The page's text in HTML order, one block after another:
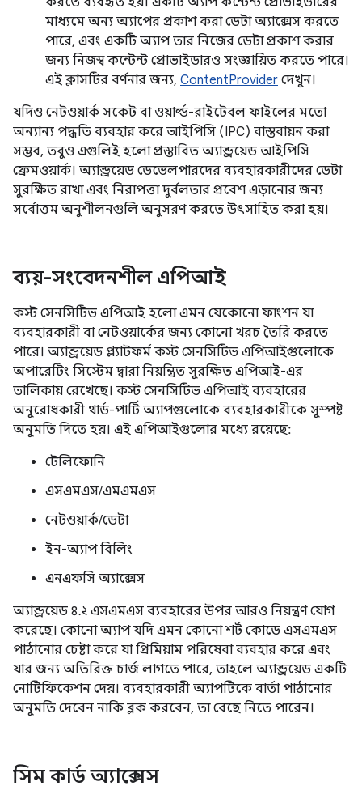
মাধ্যমে অন্য অ্যাপের প্রকাশ করা ডেটা অ্যাক্সেস করতে
পারে, এবং একটি অ্যাপ তার নিজের ডেটা প্রকাশ করার
জন্য নিজস্ব কন্টেন্ট প্রোভাইডারও সংজ্ঞায়িত করতে পারে।
এই ক্লাসটির বর্ণনার জন্য, ContentProvider দেখুন।
যদিও নেটওয়ার্ক সকেট বা ওয়ার্ল্ড-রাইটেবল ফাইলের মতো
অন্যান্য পদ্ধতি ব্যবহার করে আইপিসি (IPC) বাস্তবায়ন করা
সম্ভব, তবুও এগুলিই হলো প্রস্তাবিত অ্যান্ড্রয়েড আইপিসি
ফ্রেমওয়ার্ক। অ্যান্ড্রয়েড ডেভেলপারদের ব্যবহারকারীদের ডেটা
সুরক্ষিত রাখা এবং নিরাপত্তা দুর্বলতার প্রবেশ এড়ানোর জন্য
সর্বোত্তম অনুশীলনগুলি অনুসরণ করতে উৎসাহিত করা হয়।
ব্যয়-সংবেদনশীল এপিআই
কস্ট সেনসিটিভ এপিআই হলো এমন যেকোনো ফাংশন যা
ব্যবহারকারী বা নেটওয়ার্কের জন্য কোনো খরচ তৈরি করতে
পারে। অ্যান্ড্রয়েড প্ল্যাটফর্ম কস্ট সেনসিটিভ এপিআইগুলোকে
অপারেটিং সিস্টেম দ্বারা নিয়ন্ত্রিত সুরক্ষিত এপিআই-এর
তালিকায় রেখেছে। কস্ট সেনসিটিভ এপিআই ব্যবহারের
অনুরোধকারী থার্ড-পার্টি অ্যাপগুলোকে ব্যবহারকারীকে সুস্পষ্ট
অনুমতি দিতে হয়। এই এপিআইগুলোর মধ্যে রয়েছে:
টেলিফোনি
এসএমএস/এমএমএস
নেটওয়ার্ক/ডেটা
ইন-অ্যাপ বিলিং
এনএফসি অ্যাক্সেস
অ্যান্ড্রয়েড ৪.২ এসএমএস ব্যবহারের উপর আরও নিয়ন্ত্রণ যোগ
করেছে। কোনো অ্যাপ যদি এমন কোনো শর্ট কোডে এসএমএস
পাঠানোর চেষ্টা করে যা প্রিমিয়াম পরিষেবা ব্যবহার করে এবং
যার জন্য অতিরিক্ত চার্জ লাগতে পারে, তাহলে অ্যান্ড্রয়েড একটি
নোটিফিকেশন দেয়। ব্যবহারকারী অ্যাপটিকে বার্তা পাঠানোর
অনুমতি দেবেন নাকি ব্লক করবেন, তা বেছে নিতে পারেন।
সিম কার্ড অ্যাক্সেস